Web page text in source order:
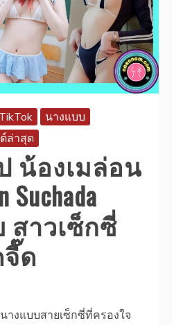
นางแบบ
ล่าสุด
น้องเมล่อน
สาวเซ็กซี่
ด
างแบบสายเซ็กซี่ที่ครองใจ